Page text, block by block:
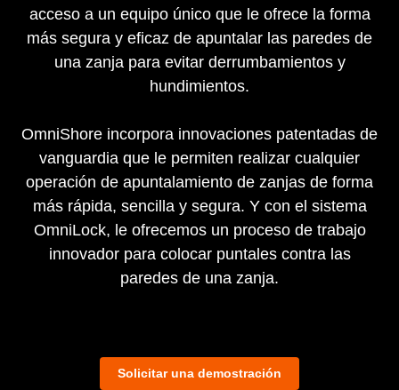
acceso a un equipo único que le ofrece la forma
más segura y eficaz de apuntalar las paredes de
una zanja para evitar derrumbamientos y
hundimientos.
OmniShore incorpora innovaciones patentadas de
vanguardia que le permiten realizar cualquier
operación de apuntalamiento de zanjas de forma
más rápida, sencilla y segura. Y con el sistema
OmniLock, le ofrecemos un proceso de trabajo
innovador para colocar puntales contra las
paredes de una zanja.
Solicitar una demostración